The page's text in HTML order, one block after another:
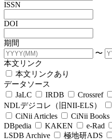
ISSN
DOI
期間
〜
本文リンク
本文リンクあり
データソース
JaLC
IRDB Crossref
NDLデジコレ（旧NII-ELS）
CiNii Articles
CiNii Books
DBpedia
KAKEN e-Rad
LSDB Archive
極地研ADS